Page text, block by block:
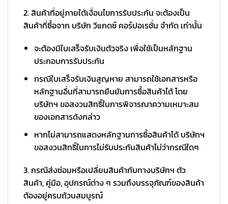
2. สินค้าที่อยู่ภายใต้เงื่อนไขการรับประกัน จะต้องเป็น
สินค้าที่ซื้อจาก บริษัท วีแกดซ์ คอร์ปอเรชั่น จำกัด เท่านั้น
จะต้องมีใบเสร็จรับเงินตัวจริง เพื่อใช้เป็นหลักฐาน
ประกอบการรับประกัน
กรณีใบเสร็จรับเงินสูญหาย สามารถใช้เอกสารหรือ
หลักฐานอื่นที่สามารถยืนยันการซื้อสินค้าได้ โดย
บริษัทฯ ขอสงวนสิทธิ์ในการพิจารณาความเหมาะสม
ของเอกสารดังกล่าว
หากไม่สามารถแสดงหลักฐานการซื้อสินค้าได้ บริษัทฯ
ขอสงวนสิทธิ์ในการไม่รับประกันสินค้าไม่ว่ากรณีใดๆ
3. กรณีส่งซ่อมหรือเปลี่ยนสินค้ากับทางบริษัทฯ ตัว
สินค้า, คู่มือ, อุปกรณ์ต่าง ๆ รวมถึงบรรจุภัณฑ์ของสินค้า
ต้องอยู่ครบถ้วนสมบูรณ์